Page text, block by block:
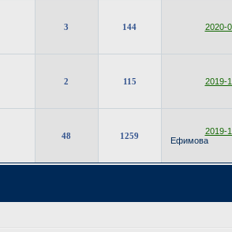
3
144 2020-
2
115 2019-
48
1259 2019-
Ефимова